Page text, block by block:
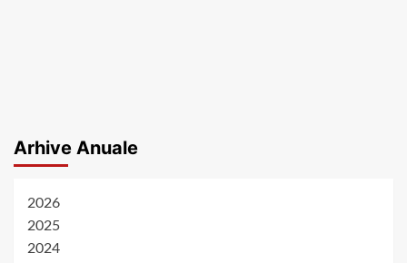
Arhive Anuale
2026
2025
2024